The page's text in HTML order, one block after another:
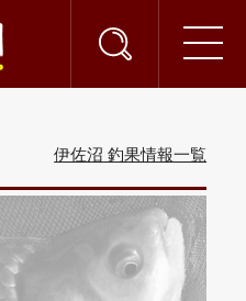
伊佐沼 釣果情報一覧